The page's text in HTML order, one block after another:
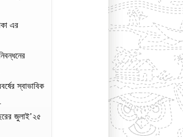
এর
স্বাভাবিক
জুলাই’২৫